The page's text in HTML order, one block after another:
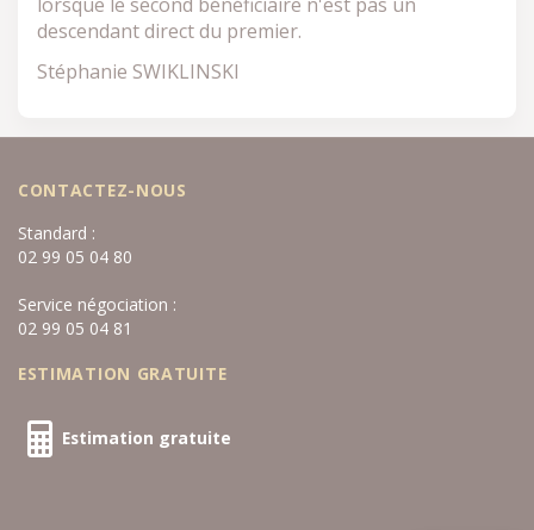
descendant direct du premier.
Stéphanie SWIKLINSKI
CONTACTEZ-NOUS
Standard :
02 99 05 04 80
Service négociation :
02 99 05 04 81
ESTIMATION GRATUITE
Estimation gratuite